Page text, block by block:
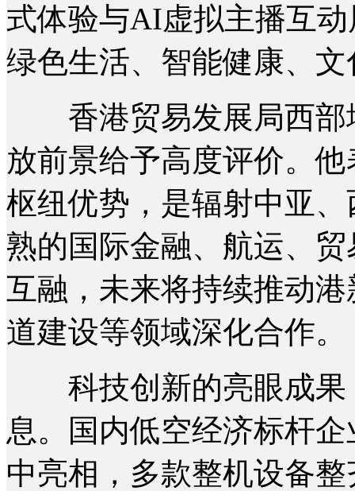
式体验与AI虚拟主播互
绿色生活、智能健康、
香港贸易发展局西部
放前景给予高度评价。
枢纽优势，是辐射中亚
熟的国际金融、航运、
互融，未来将持续推动
道建设等领域深化合作。
科技创新的亮眼成果
息。国内低空经济标杆
中亮相，多款整机设备